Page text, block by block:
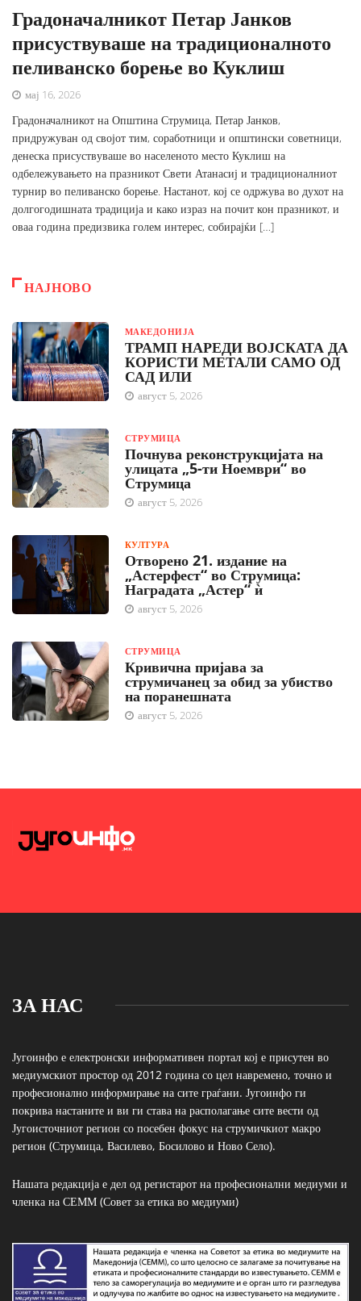
Градоначалникот Петар Јанков
присуствуваше на традиционалното
пеливанско борење во Куклиш
мај 16, 2026
Градоначалникот на Општина Струмица, Петар Јанков,
придружуван од својот тим, соработници и општински советници,
денеска присуствуваше во населеното место Куклиш на
одбележувањето на празникот Свети Атанасиј и традиционалниот
турнир во пеливанско борење. Настанот, кој се одржува во духот на
долгогодишната традиција и како израз на почит кон празникот, и
оваа година предизвика голем интерес, собирајќи […]
НАЈНОВО
МАКЕДОНИЈА
ТРАМП НАРЕДИ ВОЈСКАТА ДА
КОРИСТИ МЕТАЛИ САМО ОД
САД ИЛИ
август 5, 2026
СТРУМИЦА
Почнува реконструкцијата на
улицата „5-ти Ноември“ во
Струмица
август 5, 2026
КУЛТУРА
Отворено 21. издание на
„Астерфест“ во Струмица:
Наградата „Астер“ ѝ
август 5, 2026
СТРУМИЦА
Кривична пријава за
струмичанец за обид за убиство
на поранешната
август 5, 2026
ЗА НАС
Југоинфо е електронски информативен портал кој е присутен во
медиумскиот простор од 2012 година со цел навремено, точно и
професионално информирање на сите граѓани. Југоинфо ги
покрива настаните и ви ги става на располагање сите вести од
Југоисточниот регион со посебен фокус на струмичкиот макро
регион (Струмица, Василево, Босилово и Ново Село).
Нашата редакција е дел од регистарот на професионални медиуми и
членка на СЕММ (Совет за етика во медиуми)